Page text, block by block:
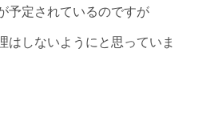
予定されているのですが
はしないようにと思っていま